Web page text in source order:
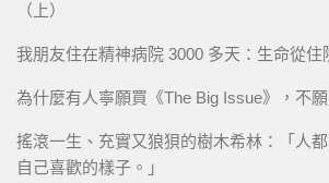
（上）
我朋友住在精神病院 3000 多天：生命從住
為什麼有人寧願買《The Big Issue》，不
搖滾一生、充實又狼狽的樹木希林：「人
自己喜歡的樣子。」